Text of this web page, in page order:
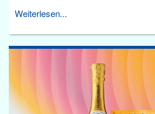
Weiterlesen...